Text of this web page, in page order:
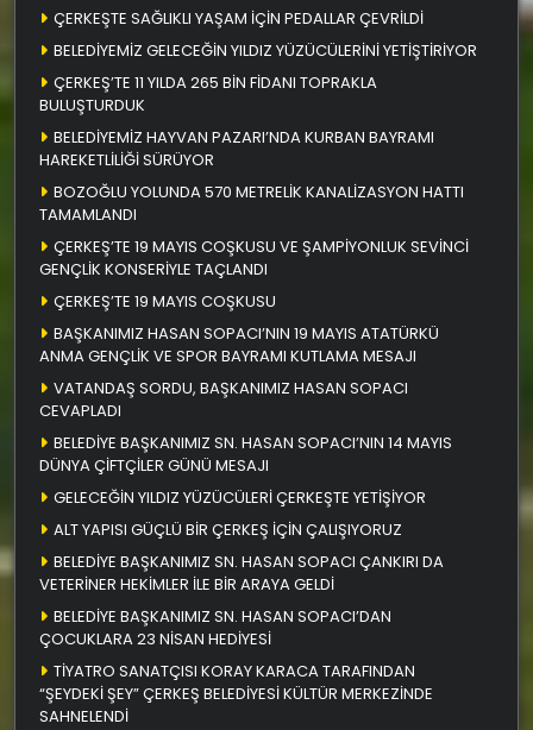
ÇERKEŞTE SAĞLIKLI YAŞAM İÇİN PEDALLAR ÇEVRİLDİ
BELEDİYEMİZ GELECEĞİN YILDIZ YÜZÜCÜLERİNİ YETİŞTİRİYOR
ÇERKEŞ’TE 11 YILDA 265 BİN FİDANI TOPRAKLA
BULUŞTURDUK
BELEDİYEMİZ HAYVAN PAZARI’NDA KURBAN BAYRAMI
HAREKETLİLİĞİ SÜRÜYOR
BOZOĞLU YOLUNDA 570 METRELİK KANALİZASYON HATTI
TAMAMLANDI
ÇERKEŞ’TE 19 MAYIS COŞKUSU VE ŞAMPİYONLUK SEVİNCİ
GENÇLİK KONSERİYLE TAÇLANDI
ÇERKEŞ’TE 19 MAYIS COŞKUSU
BAŞKANIMIZ HASAN SOPACI’NIN 19 MAYIS ATATÜRKÜ
ANMA GENÇLİK VE SPOR BAYRAMI KUTLAMA MESAJI
VATANDAŞ SORDU, BAŞKANIMIZ HASAN SOPACI
CEVAPLADI
BELEDİYE BAŞKANIMIZ SN. HASAN SOPACI’NIN 14 MAYIS
DÜNYA ÇİFTÇİLER GÜNÜ MESAJI
GELECEĞİN YILDIZ YÜZÜCÜLERİ ÇERKEŞTE YETİŞİYOR
ALT YAPISI GÜÇLÜ BİR ÇERKEŞ İÇİN ÇALIŞIYORUZ
BELEDİYE BAŞKANIMIZ SN. HASAN SOPACI ÇANKIRI DA
VETERİNER HEKİMLER İLE BİR ARAYA GELDİ
BELEDİYE BAŞKANIMIZ SN. HASAN SOPACI’DAN
ÇOCUKLARA 23 NİSAN HEDİYESİ
TİYATRO SANATÇISI KORAY KARACA TARAFINDAN
“ŞEYDEKİ ŞEY” ÇERKEŞ BELEDİYESİ KÜLTÜR MERKEZİNDE
SAHNELENDİ